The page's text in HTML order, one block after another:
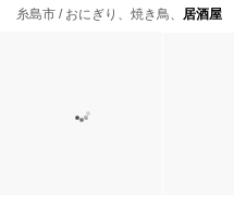
糸島市 / おにぎり、焼き鳥、 居酒屋